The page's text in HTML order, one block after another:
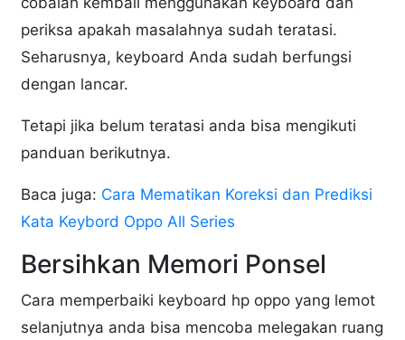
periksa apakah masalahnya sudah teratasi.
Seharusnya, keyboard Anda sudah berfungsi
dengan lancar.
Tetapi jika belum teratasi anda bisa mengikuti
panduan berikutnya.
Baca juga: Cara Mematikan Koreksi dan Prediksi
Kata Keybord Oppo All Series
Bersihkan Memori Ponsel
Cara memperbaiki keyboard hp oppo yang lemot
selanjutnya anda bisa mencoba melegakan ruang